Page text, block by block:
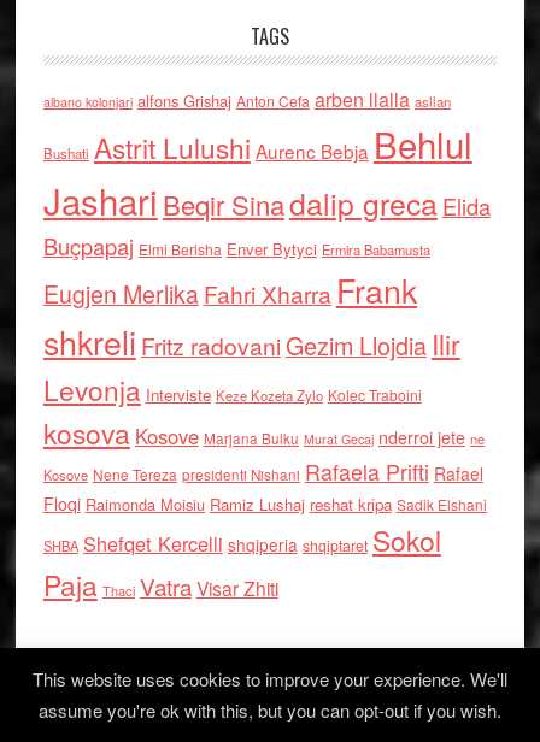
TAGS
albano kolonjari alfons Grishaj Anton Cefa arben llalla asllan
Bushati Astrit Lulushi Aurenc Bebja Behlul
Jashari Beqir Sinadalip grecaElida
Buçpapaj Elmi Berisha Enver Bytyci Ermira Babamusta
Eugjen MerlikaFahri Xharra Frank
shkreli Fritz radovaniGezim Llojdia Ilir
Levonja Interviste Keze Kozeta Zylo Kolec Traboini
kosova Kosove Marjana Bulku Murat Gecaj nderroi jete ne
Kosove Nene Tereza presidenti Nishani Rafaela Prifti Rafael
Floqi Raimonda Moisiu Ramiz Lushaj reshat kripa Sadik Elshani
SHBA Shefqet Kercelli shqiperia shqiptaret Sokol
Paja Thaci VatraVisar Zhiti
This website uses cookies to improve your experience. We'll
assume you're ok with this, but you can opt-out if you wish.